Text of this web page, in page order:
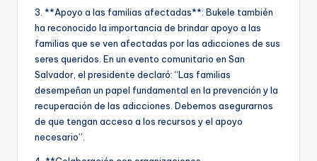
3. **Apoyo a las familias afectadas**: Bukele también
ha reconocido la importancia de brindar apoyo a las
familias que se ven afectadas por las adicciones de sus
seres queridos. En un evento comunitario en San
Salvador, el presidente declaró: “Las familias
desempeñan un papel fundamental en la prevención y la
recuperación de las adicciones. Debemos asegurarnos
de que tengan acceso a los recursos y el apoyo
necesario”.